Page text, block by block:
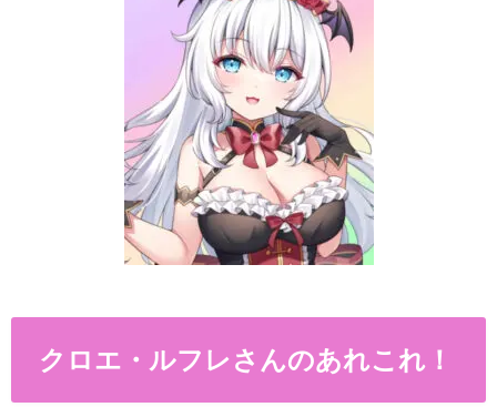
クロエ・ルフレさんのあれこれ！